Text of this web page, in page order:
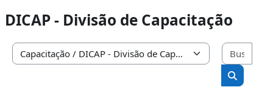
DICAP - Divisão de Capacitação
Categorias de Cursos
Buscar